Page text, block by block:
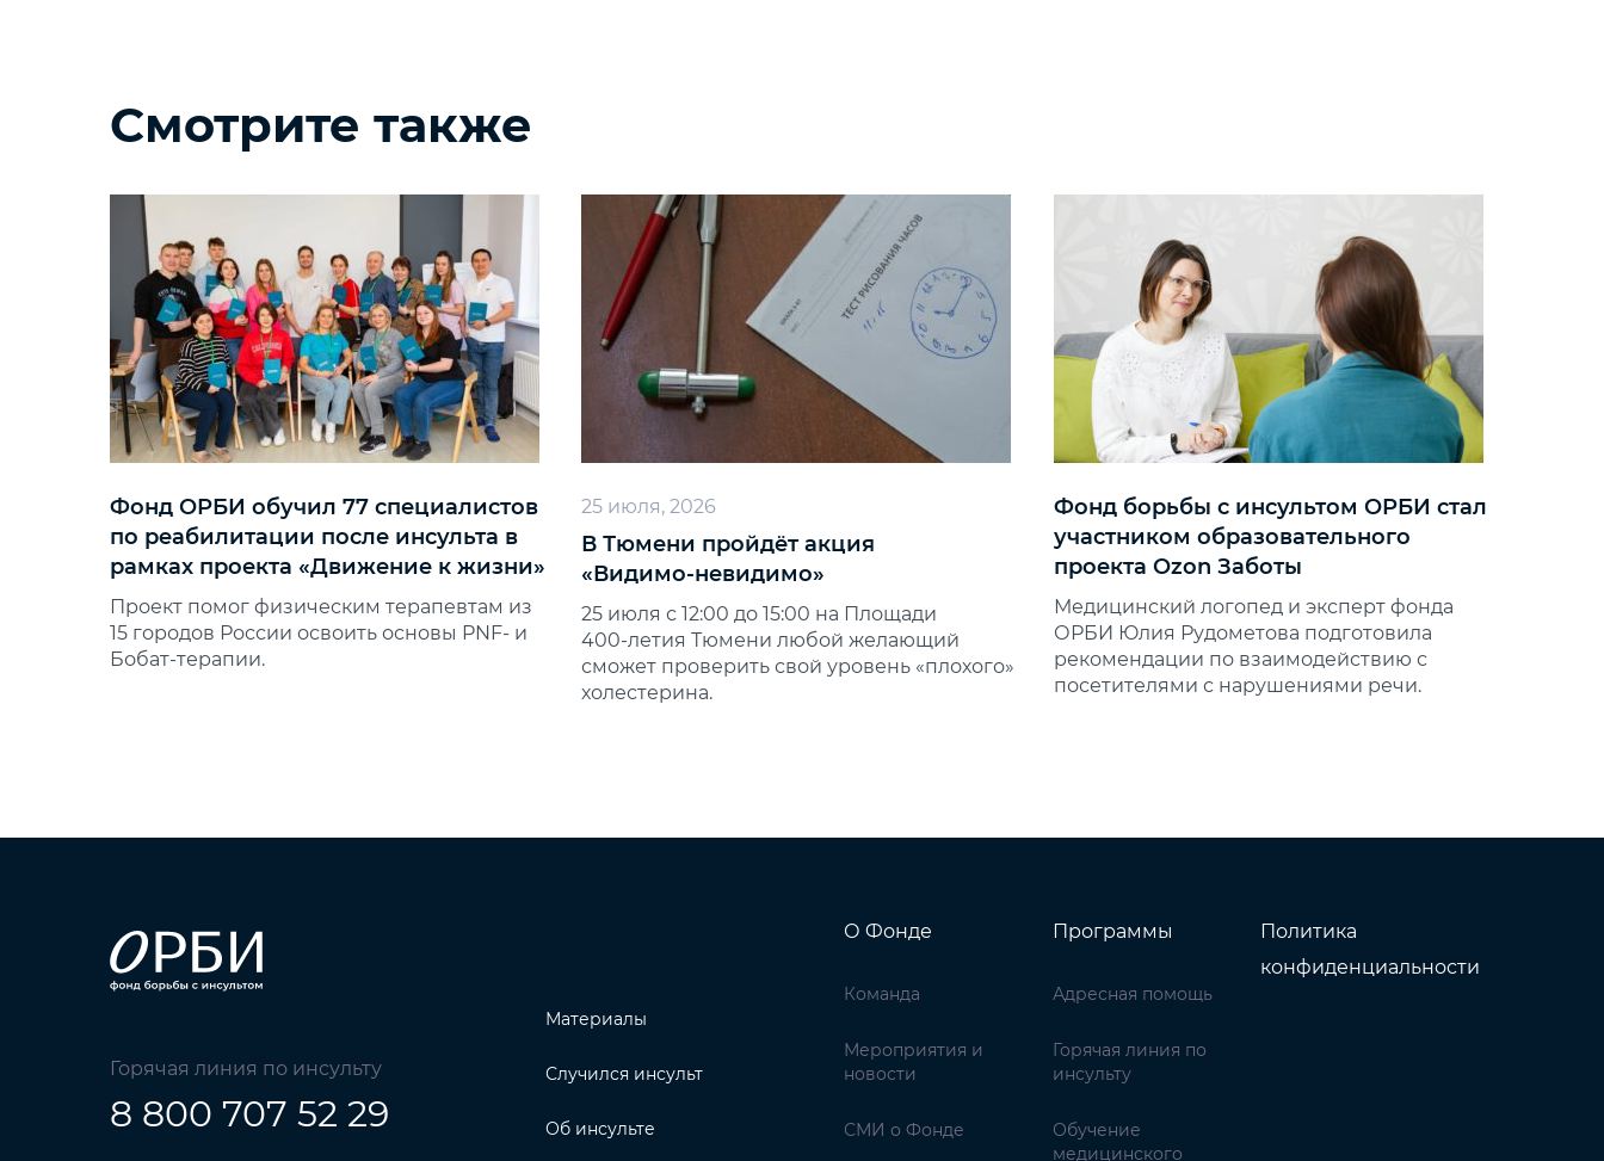
Смотрите также
Фонд ОРБИ обучил 77 специалистов
по реабилитации после инсульта в
рамках проекта «Движение к жизни»
Проект помог физическим терапевтам из
15 городов России освоить основы PNF‑ и
Бобат‑терапии.
25 июля, 2026
В Тюмени пройдёт акция
«Видимо‑невидимо»
25 июля с 12:00 до 15:00 на Площади
400‑летия Тюмени любой желающий
сможет проверить свой уровень «плохого»
холестерина.
Фонд борьбы с инсультом ОРБИ стал
участником образовательного
проекта Ozon Заботы
Медицинский логопед и эксперт фонда
ОРБИ Юлия Рудометова подготовила
рекомендации по взаимодействию с
посетителями с нарушениями речи.
Горячая линия по инсульту
8 800 707 52 29
Материалы
Случился инсульт
Об инсульте
О Фонде
Команда
Мероприятия и
новости
СМИ о Фонде
Программы
Адресная помощь
Горячая линия по
инсульту
Обучение
медицинского
Политика
конфиденциальности